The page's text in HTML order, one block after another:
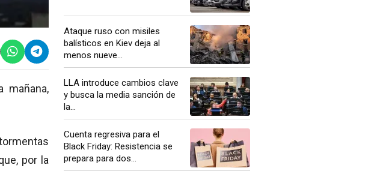
mañana,
por la
Ataque ruso con misiles
balísticos en Kiev deja al
menos nueve...
LLA introduce cambios clave
y busca la media sanción de
la...
Cuenta regresiva para el
Black Friday: Resistencia se
prepara para dos...